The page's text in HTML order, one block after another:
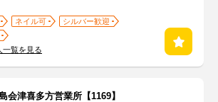
ネイル可
シルバー歓迎
一覧を見る
津喜多方営業所【1169】